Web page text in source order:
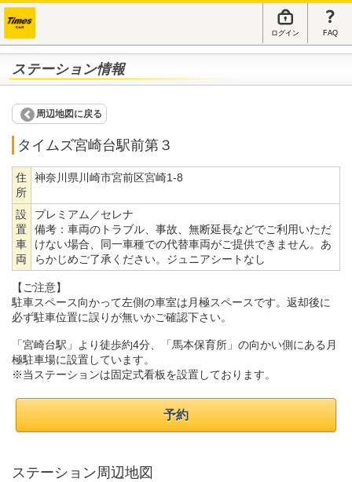
ログイン FAQ
ステーション情報
周辺地図に戻る
タイムズ宮崎台駅前第３
住
所
神奈川県川崎市宮前区宮崎1-8
設
置
車
両
プレミアム／セレナ
備考： 車両のトラブル、事故、無断延長などでご利用いただ
けない場合、同一車種での代替車両がご提供できません。あ
らかじめご了承ください。ジュニアシートなし
【ご注意】
駐車スペース向かって左側の車室は月極スペースです。返却後に
必ず駐車位置に誤りが無いかご確認下さい。
「宮崎台駅」より徒歩約4分、「馬本保育所」の向かい側にある月
極駐車場に設置しています。
※当ステーションは固定式看板を設置しております。
予約
ステーション周辺地図